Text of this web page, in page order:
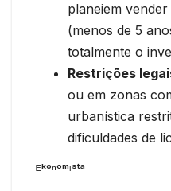
planeiem
(menos de 5
totalmente o
Restrições
ou em zonas
urbanística
dificuldades de
ᴱᵏᵒⁿᵒᵐᶦˢᵗᵃ